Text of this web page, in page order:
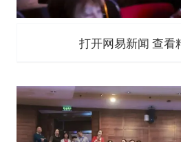
打开网易新闻 查看